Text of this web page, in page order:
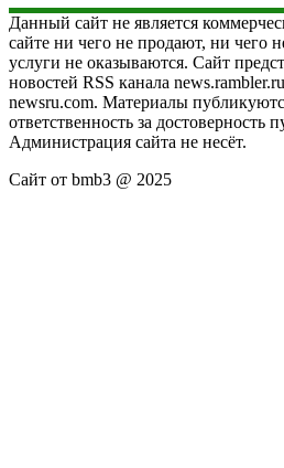
Данный сайт не является
сайте ни чего не продают, ни чего
услуги не оказываются. Сайт
новостей RSS канала
newsru.com. Материалы
ответственность за достоверность
Администрация сайта не несёт.
Сайт от bmb3 @ 2025